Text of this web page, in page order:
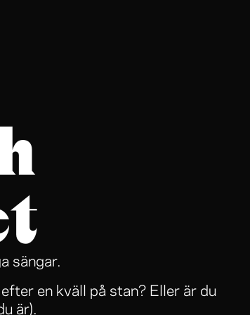
sängar.
en kväll på stan? Eller är du
är).